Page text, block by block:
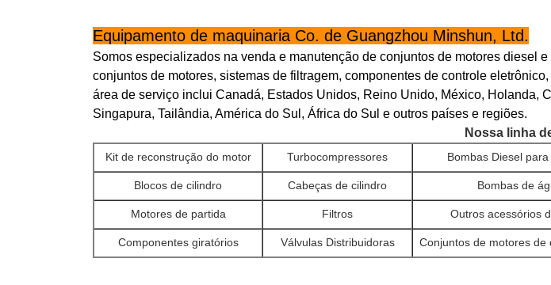
Equipamento de maquinaria Co. de Guangzhou Minshun, Ltd.
Somos especializados na venda e manutenção de conjuntos de motores diesel
conjuntos de motores, sistemas de filtragem, componentes de controle
área de serviço inclui Canadá, Estados Unidos, Reino Unido, México, Holanda,
Singapura, Tailândia, América do Sul, África do Sul e outros países e regiões.
Nossa linha
Kit de reconstrução do motor Turbocompressores Bombas Diesel
Blocos de cilindro Cabeças de cilindro Bombas de
Motores de partida Filtros Outros acessórios
Componentes giratórios Válvulas Distribuidoras Conjuntos de motores de